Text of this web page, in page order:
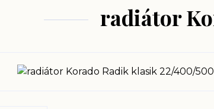
radiátor